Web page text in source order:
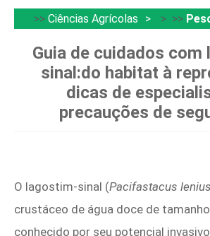
>> Ciências Agrícolas > >>
Guia de cuidados com
sinal:do habitat à
dicas de
precauções de
O lagostim-sinal (Pacifastacus
crustáceo de água doce de
conhecido por seu potencial